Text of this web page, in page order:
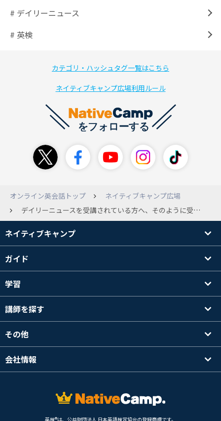
# デイリーニュース
# 英検
カテゴリ・ハッシュタグ一覧はこちら
ネイティブキャンプ広場利用ルール
オンライン英会話トップ
ネイティブキャンプ広場
デイリーニュースを受講されている方へ、そのように受講されていますか？ 2回に分けて、1つの記事を終らせる方、words and phrasesを省略する方、ディスカッションだけする方、色々だと思います。教えていただけると幸いです。
ネイティブキャンプ
ガイド
学習
講師を探す
その他
会社情報
英検®は、公益財団法人 日本英語検定協会の登録商標です。